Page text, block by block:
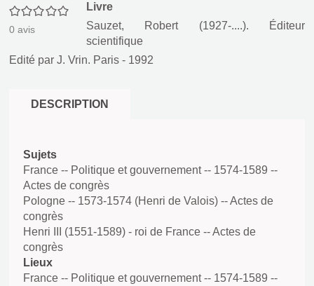
0/5
0 avis
Livre
Sauzet, Robert (1927-....). Éditeur
scientifique
Edité par J. Vrin. Paris - 1992
DESCRIPTION
Sujets
France -- Politique et gouvernement -- 1574-1589 --
Actes de congrès
Pologne -- 1573-1574 (Henri de Valois) -- Actes de
congrès
Henri III (1551-1589) - roi de France -- Actes de
congrès
Lieux
France -- Politique et gouvernement -- 1574-1589 --